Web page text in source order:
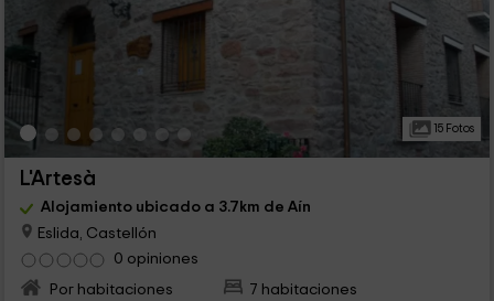
15 Fotos
L'Artesà
Alojamiento ubicado a 3.7km de Aín
Eslida, Castellón
0 opiniones
Por habitaciones
7 habitaciones